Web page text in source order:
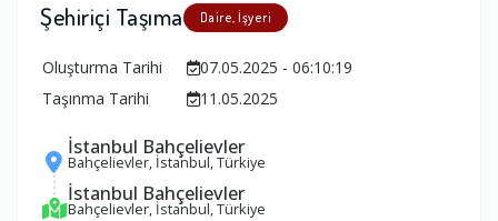
Şehiriçi Taşıma Daire, İşyeri
Oluşturma Tarihi
07.05.2025 - 06:10:19
Taşınma Tarihi
11.05.2025
İstanbul Bahçelievler
Bahçelievler, İstanbul, Türkiye
İstanbul Bahçelievler
Bahçelievler, İstanbul, Türkiye